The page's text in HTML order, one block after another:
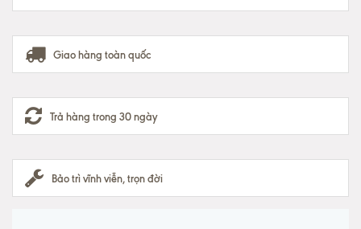
Giao hàng toàn quốc
Trả hàng trong 30 ngày
Bảo trì vĩnh viễn, trọn đời